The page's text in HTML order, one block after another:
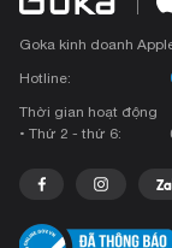
Goka kinh doanh
Hotline:
Thời gian hoạt động
• Thứ 2 - thứ 6: